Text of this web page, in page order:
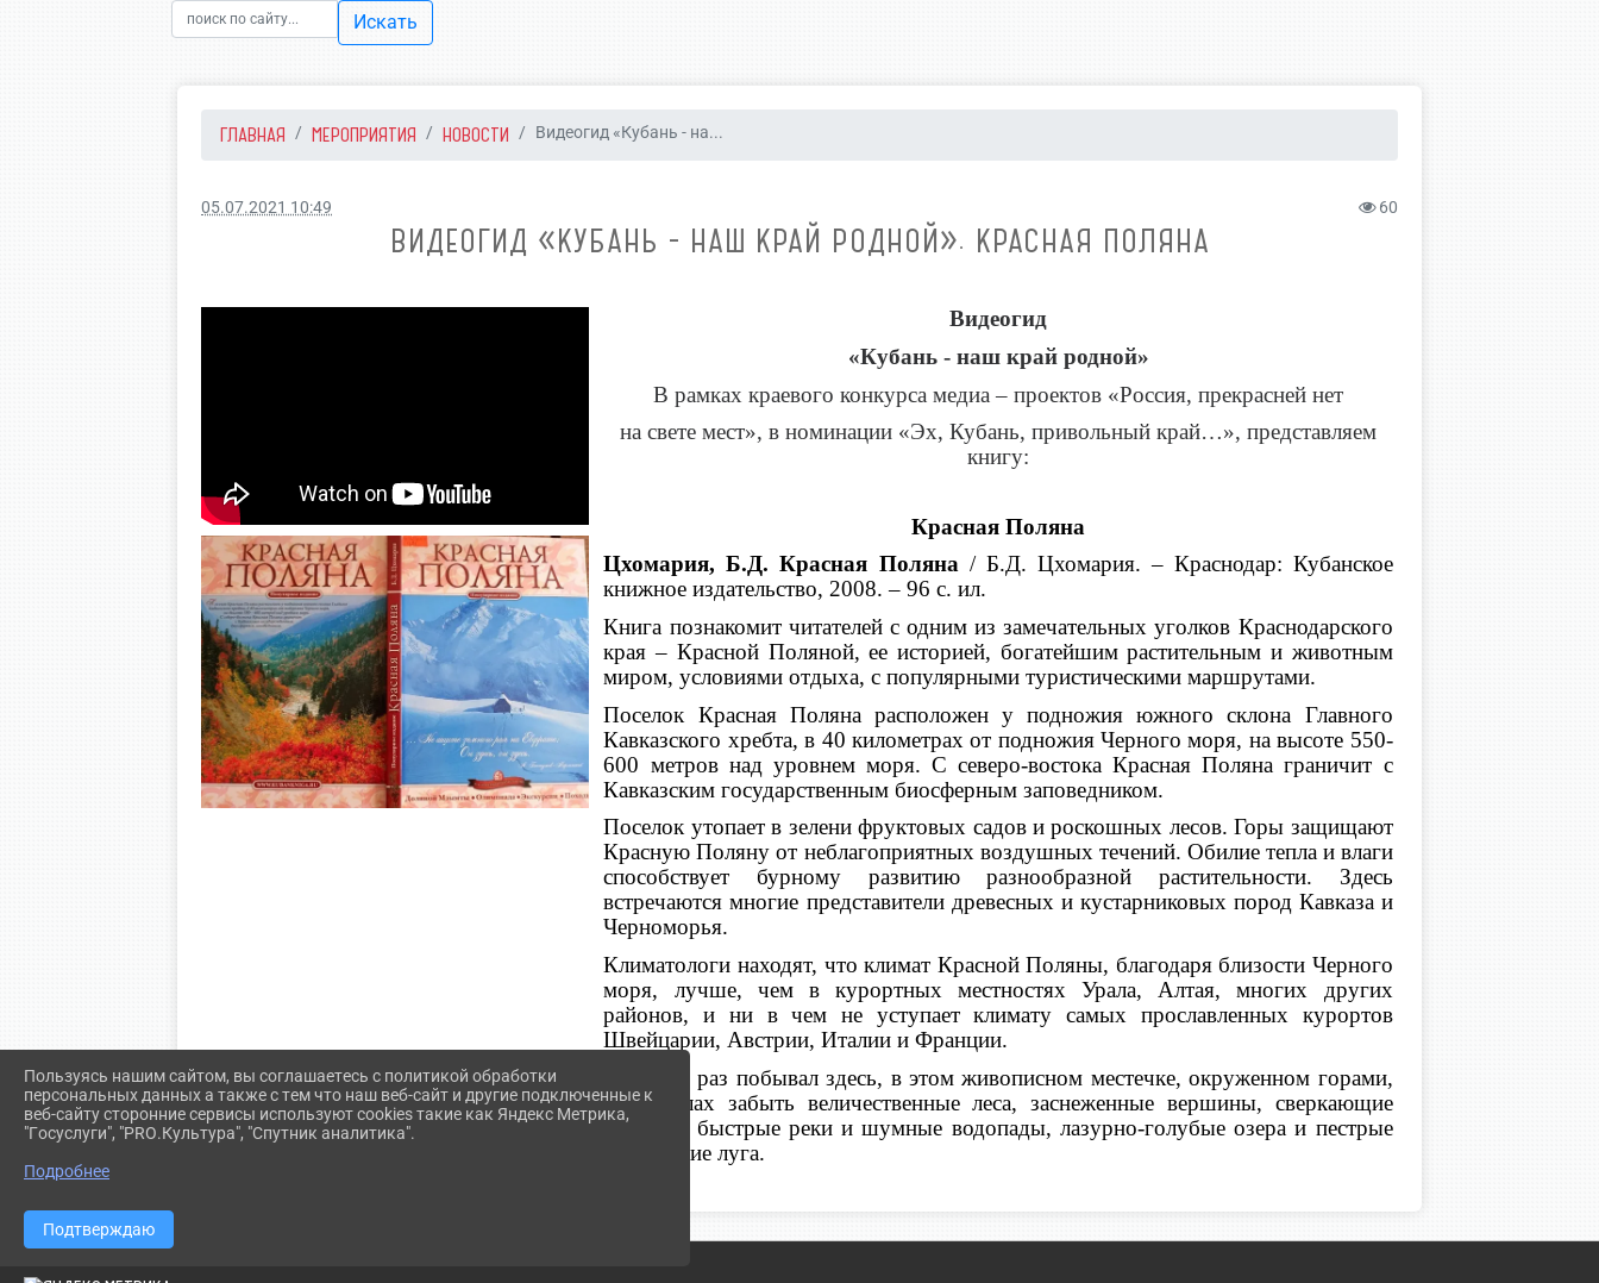
Искать
ГЛАВНАЯ МЕРОПРИЯТИЯ НОВОСТИ Видеогид «Кубань - на...
05.07.2021 10:49 60
ВИДЕОГИД «КУБАНЬ - НАШ КРАЙ РОДНОЙ». КРАСНАЯ ПОЛЯНА
Видеогид
«Кубань - наш край родной»
В рамках краевого конкурса медиа – проектов «Россия, прекрасней нет
на свете мест», в номинации «Эх, Кубань, привольный край…», представляем
книгу:
Красная Поляна
Цхомария, Б.Д. Красная Поляна/ Б.Д. Цхомария. – Краснодар: Кубанское
книжное издательство, 2008. – 96 с. ил.
Книга познакомит читателей с одним из замечательных уголков Краснодарского
края – Красной Поляной, ее историей, богатейшим растительным и животным
миром, условиями отдыха, с популярными туристическими маршрутами.
Поселок Красная Поляна расположен у подножия южного склона Главного
Кавказского хребта, в 40 километрах от подножия Черного моря, на высоте 550-
600 метров над уровнем моря. С северо-востока Красная Поляна граничит с
Кавказским государственным биосферным заповедником.
Поселок утопает в зелени фруктовых садов и роскошных лесов. Горы защищают
Красную Поляну от неблагоприятных воздушных течений. Обилие тепла и влаги
способствует бурному развитию разнообразной растительности. Здесь
встречаются многие представители древесных и кустарниковых пород Кавказа и
Черноморья.
Климатологи находят, что климат Красной Поляны, благодаря близости Черного
моря, лучше, чем в курортных местностях Урала, Алтая, многих других
районов, и ни в чем не уступает климату самых прославленных курортов
Швейцарии, Австрии, Италии и Франции.
Кто хоть раз побывал здесь, в этом живописном местечке, окруженном горами,
не в силах забыть величественные леса, заснеженные вершины, сверкающие
ледники, быстрые реки и шумные водопады, лазурно-голубые озера и пестрые
альпийские луга.
Пользуясь нашим сайтом, вы соглашаетесь с политикой обработки
персональных данных а также с тем что наш веб-сайт и другие подключенные к
веб-сайту сторонние сервисы используют cookies такие как Яндекс Метрика,
"Госуслуги", "PRO.Культура", "Спутник аналитика".
Подробнее
Подтверждаю